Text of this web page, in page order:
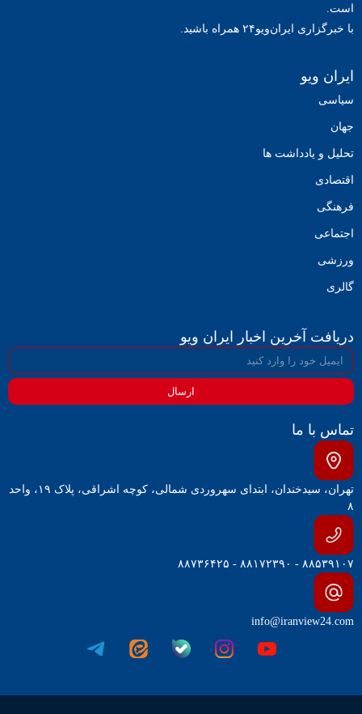
است.
با خبرگزاری ایران‌ویو۲۴ همراه باشید.
ایران ویو
سیاسی
جهان
تحلیل و یادداشت ها
اقتصادی
فرهنگی
اجتماعی
ورزشی
گالری
دریافت آخرین اخبار ایران ویو
ارسال
تماس با ما
تهران، سیدخندان، ابتدای سهروردی شمالی، کوچه اشراقی، پلاک ۱۹، واحد
۸
۸۸۵۳۹۱۰۷ - ۸۸۱۷۲۳۹۰ - ۸۸۷۳۶۴۲۵
info@iranview24.com